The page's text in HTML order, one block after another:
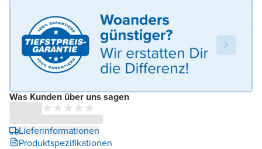
Was Kunden über uns sagen
Lieferinformationen
Produktspezifikationen